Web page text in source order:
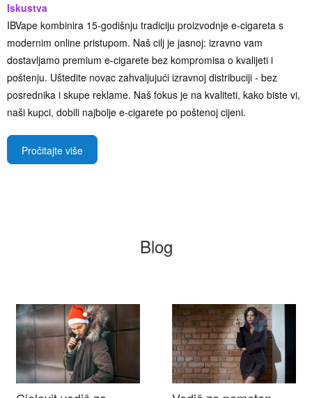
Iskustva
IBVape kombinira 15-godišnju tradiciju proizvodnje e-cigareta s
modernim online pristupom. Naš cilj je jasnoj: izravno vam
dostavljamo premium e-cigarete bez kompromisa o kvalijeti i
poštenju. Uštedite novac zahvaljujući izravnoj distribuciji - bez
posrednika i skupe reklame. Naš fokus je na kvaliteti, kako biste vi,
naši kupci, dobili najbolje e-cigarete po poštenoj cijeni.
Pročitajte više
Blog